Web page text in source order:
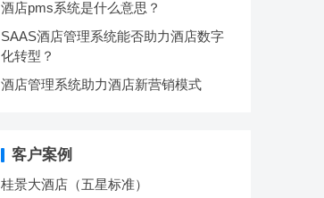
酒店pms系统是什么意思？
SAAS酒店管理系统能否助力酒店数字
化转型？
酒店管理系统助力酒店新营销模式
客户案例
桂景大酒店（五星标准）